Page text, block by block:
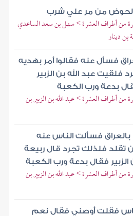
من مر علي شرب
من أطراف العشرة > سهل بن سعد الساعدي
دينار
فسأل عنه فقالوا أمر بهديه
فلقيت عبد الله بن الزبير
بدعة ورب الكعبة
من أطراف العشرة > عبد الله بن الزبير بن
بالعراق فسألت الناس عنه
تقلد فلذلك تجرد قال ربيعة
الزبير فقال بدعة ورب الكعبة
من أطراف العشرة > عبد الله بن الزبير بن
فقلت أوصني فقال نعم